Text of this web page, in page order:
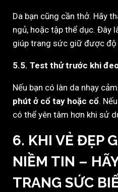
Da bạn cũng cần thở. Hãy
ngủ, hoặc tập thể dục. Đây
giúp trang sức giữ được độ
5.5. Test thử trước khi
Nếu bạn có làn da nhạy
phút ở cổ tay hoặc cổ.
có thể yên tâm hơn khi sử
6. KHI VẺ ĐẸP
NIỀM TIN –
TRANG SỨC